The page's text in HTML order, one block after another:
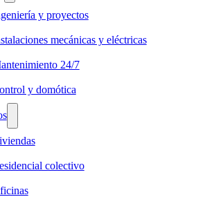
y proyectos
mecánicas y eléctricas
24/7
y domótica
colectivo